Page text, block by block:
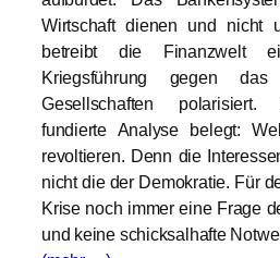
Wirtschaft dienen und nicht
betreibt die Finanzwelt
Kriegsführung gegen
Gesellschaften polarisiert.
fundierte Analyse belegt:
revoltieren. Denn die
nicht die der Demokratie. Für
Krise noch immer eine Frage
und keine schicksalhafte